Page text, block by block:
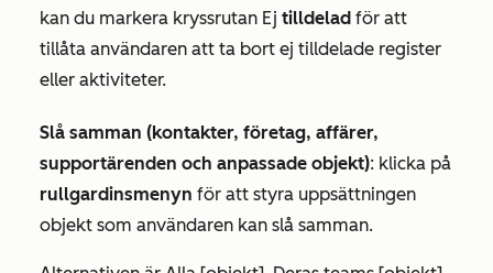
kan du markera kryssrutan Ej tilldelad för att
tillåta användaren att ta bort ej tilldelade register
eller aktiviteter.
Slå samman (kontakter, företag, affärer,
supportärenden och anpassade objekt): klicka på
rullgardinsmenyn för att styra uppsättningen
objekt som användaren kan slå samman.